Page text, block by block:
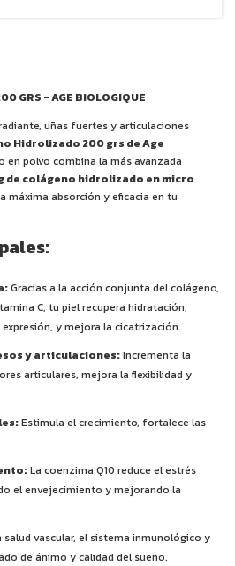
GRS - AGE BIOLOGIQUE
uñas fuertes y articulaciones
Hidrolizado 200 grs de Age
en polvo combina la más avanzada
de colágeno hidrolizado en micro
máxima absorción y eficacia en tu
Gracias a la acción conjunta del colágeno,
C, tu piel recupera hidratación,
y mejora la cicatrización.
y articulaciones:Incrementa la
articulares, mejora la flexibilidad y
Estimula el crecimiento, fortalece las
La coenzima Q10 reduce el estrés
el envejecimiento y mejorando la
salud vascular, el sistema inmunológico y
de ánimo y calidad del sueño.